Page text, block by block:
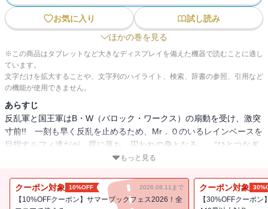
お気に入り
試し読み
ほかの巻を見る
※この商品はタブレットなど大きなディスプレイを備えた機器で読むことに適し
ています。
文字だけを拡大することや、文字列のハイライト、検索、辞書の参照、引用など
の機能が使用できません。
あらすじ
反乱軍と国王軍はB・W（バロック・ワークス）の扇動を受け、激突
寸前!! 一刻も早く反乱を止めるため、Mr．０のいるレインベースを
目指すルフィ達だが、罠に落ち、囚われの身となる…。“ひとつなぎ
の大秘宝（ワンピース）”を巡る海洋冒険ロマン!!
もっと見る
クーポン対象 10%OFF 2026.08.11まで
【10%OFFクーポン】サマーブックフェス2026！全
クーポン対象
【30%OFFクーポ